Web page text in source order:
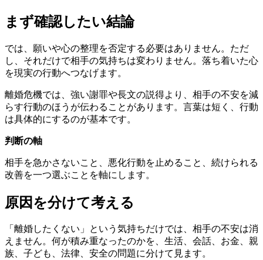
まず確認したい結論
では、願いや心の整理を否定する必要はありません。ただ
し、それだけで相手の気持ちは変わりません。落ち着いた心
を現実の行動へつなげます。
離婚危機では、強い謝罪や長文の説得より、相手の不安を減
らす行動のほうが伝わることがあります。言葉は短く、行動
は具体的にするのが基本です。
判断の軸
相手を急かさないこと、悪化行動を止めること、続けられる
改善を一つ選ぶことを軸にします。
原因を分けて考える
「離婚したくない」という気持ちだけでは、相手の不安は消
えません。何が積み重なったのかを、生活、会話、お金、親
族、子ども、法律、安全の問題に分けて見ます。